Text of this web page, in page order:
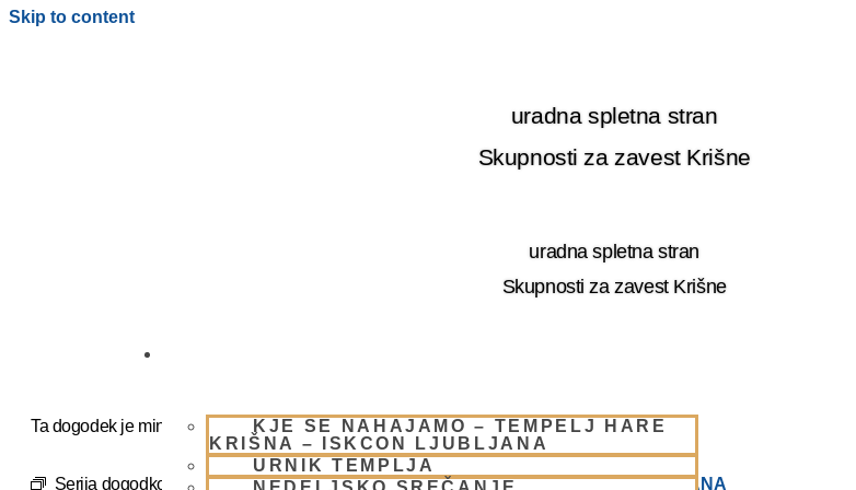
Skip to content
uradna spletna stran
Skupnosti za zavest Krišne
uradna spletna stran
Skupnosti za zavest Krišne
KJE SE NAHAJAMO – TEMPELJ HARE
KRIŠNA – ISKCON LJUBLJANA
URNIK TEMPLJA
Ta dogodek je minil.
Serija dogodkov: NEDELJSKO SREČANJE – CENTER HARE KRIŠNA LJUBLJANA